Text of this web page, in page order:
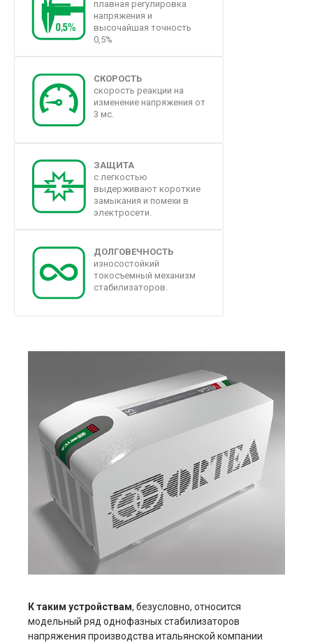
плавная регулировка
напряжения и
высочайшая точность
0,5%
СКОРОСТЬ
скорость реакции на
изменение напряжения от
3 мс.
ЗАЩИТА
с легкостью
выдерживают короткие
замыкания и помехи в
электросети.
ДОЛГОВЕЧНОСТЬ
износостойкий
токосъемный механизм
стабилизаторов.
К таким устройствам, безусловно, относится
модельный ряд однофазных стабилизаторов
напряжения производства итальянской компании